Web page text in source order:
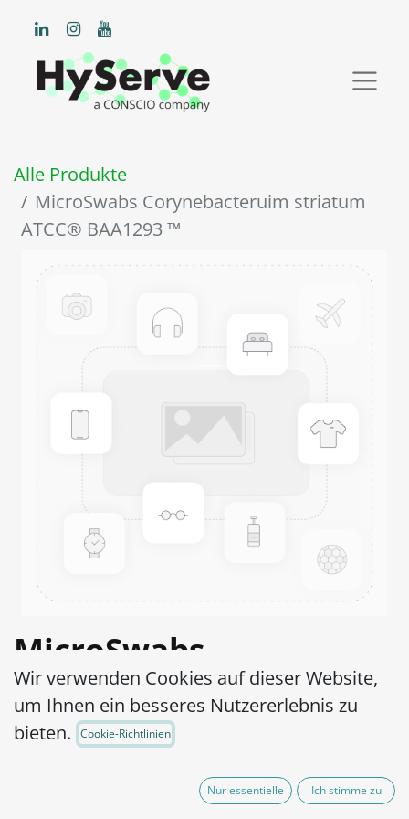
Alle Produkte
MicroSwabs Corynebacteruim striatum
ATCC® BAA1293 ™
MicroSwabs
Corynebacteruim
striatum ATCC®
MSC0590002
Wir verwenden Cookies auf dieser Website,
um Ihnen ein besseres Nutzererlebnis zu
bieten.
Cookie-Richtlinien
Nur essentielle Ich stimme zu